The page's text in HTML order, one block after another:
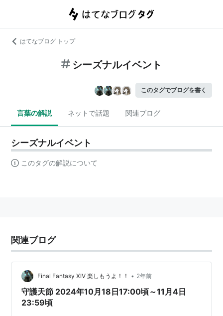
はてなブログ トップ
シーズナルイベント
このタグでブログを書く
言葉の解説 ネットで話題 関連ブログ
シーズナルイベント
このタグの解説について
関連ブログ
Final Fantasy XIV 楽しもうよ！！ • 2年前
守護天節 2024年10月18日17:00頃～11月4日
23:59頃